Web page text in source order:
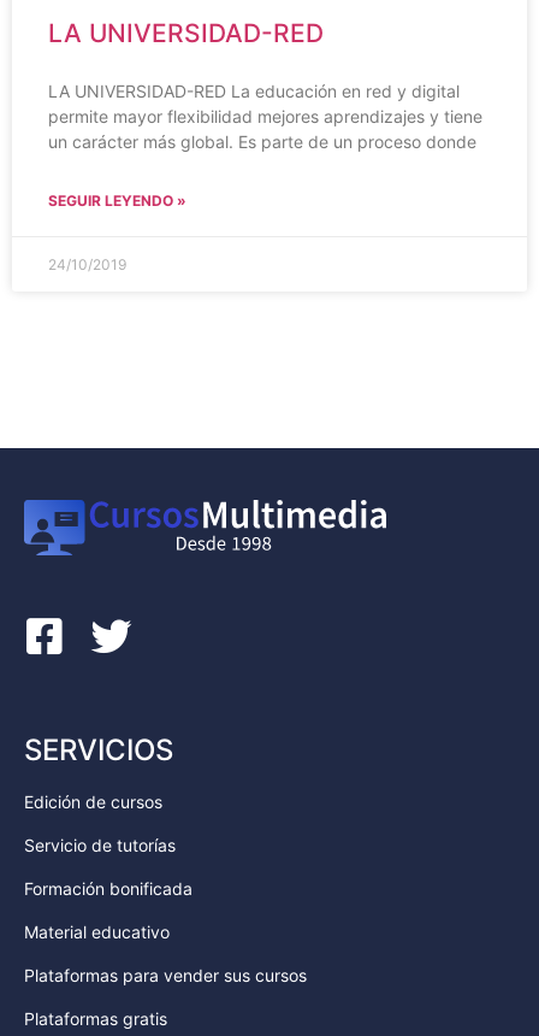
LA UNIVERSIDAD-RED
LA UNIVERSIDAD-RED La educación en red y digital
permite mayor flexibilidad mejores aprendizajes y tiene
un carácter más global. Es parte de un proceso donde
SEGUIR LEYENDO »
24/10/2019
SERVICIOS
Edición de cursos
Servicio de tutorías
Formación bonificada
Material educativo
Plataformas para vender sus cursos
Plataformas gratis